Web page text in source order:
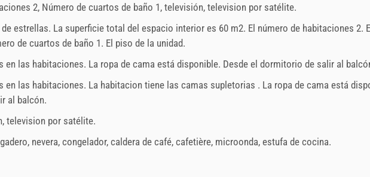
2, Número de cuartos de baño 1, televisión, television por satélite.
de estrellas. La superficie total del espacio interior es 60 m2. El número de habitaciones 2.
de cuartos de baño 1. El piso de la unidad.
en las habitaciones. La ropa de cama está disponible. Desde el dormitorio de salir al
en las habitaciones. La habitacion tiene las camas supletorias . La ropa de cama está
al balcón.
, television por satélite.
, nevera, congelador, caldera de café, cafetière, microonda, estufa de cocina.